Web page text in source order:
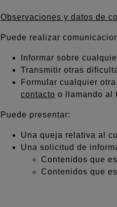
Observaciones y datos de
Puede realizar
Informar sobre
Transmitir otras
Formular cualquier
contacto o llamando al
Puede presentar:
Una queja relativa al
Una solicitud de
Contenidos que
Contenidos que